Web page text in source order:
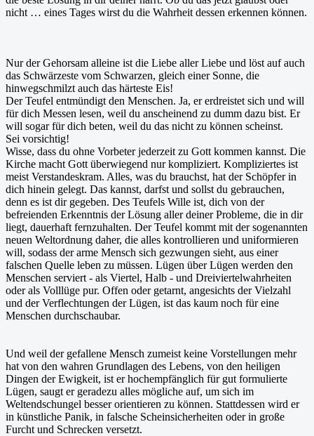
nicht … eines Tages wirst du die Wahrheit dessen erkennen können.
Nur der Gehorsam alleine ist die Liebe aller Liebe und löst auf auch
das Schwärzeste vom Schwarzen, gleich einer Sonne, die
hinwegschmilzt auch das härteste Eis!
Der Teufel entmündigt den Menschen. Ja, er erdreistet sich und will
für dich Messen lesen, weil du anscheinend zu dumm dazu bist. Er
will sogar für dich beten, weil du das nicht zu können scheinst.
Sei vorsichtig!
Wisse, dass du ohne Vorbeter jederzeit zu Gott kommen kannst. Die
Kirche macht Gott überwiegend nur kompliziert. Kompliziertes ist
meist Verstandeskram. Alles, was du brauchst, hat der Schöpfer in
dich hinein gelegt. Das kannst, darfst und sollst du gebrauchen,
denn es ist dir gegeben. Des Teufels Wille ist, dich von der
befreienden Erkenntnis der Lösung aller deiner Probleme, die in dir
liegt, dauerhaft fernzuhalten. Der Teufel kommt mit der sogenannten
neuen Weltordnung daher, die alles kontrollieren und uniformieren
will, sodass der arme Mensch sich gezwungen sieht, aus einer
falschen Quelle leben zu müssen. Lügen über Lügen werden den
Menschen serviert - als Viertel, Halb - und Dreiviertelwahrheiten
oder als Volllüge pur. Offen oder getarnt, angesichts der Vielzahl
und der Verflechtungen der Lügen, ist das kaum noch für eine
Menschen durchschaubar.
Und weil der gefallene Mensch zumeist keine Vorstellungen mehr
hat von den wahren Grundlagen des Lebens, von den heiligen
Dingen der Ewigkeit, ist er hochempfänglich für gut formulierte
Lügen, saugt er geradezu alles mögliche auf, um sich im
Weltendschungel besser orientieren zu können. Stattdessen wird er
in künstliche Panik, in falsche Scheinsicherheiten oder in große
Furcht und Schrecken versetzt.